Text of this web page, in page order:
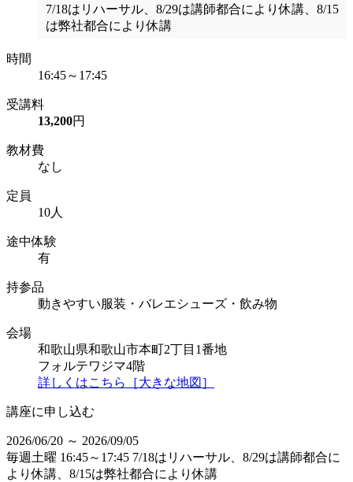
7/18はリハーサル、8/29は講師都合により休講、8/15
は弊社都合により休講
時間
16:45～17:45
受講料
13,200円
教材費
なし
定員
10人
途中体験
有
持参品
動きやすい服装・バレエシューズ・飲み物
会場
和歌山県和歌山市本町2丁目1番地
フォルテワジマ4階
詳しくはこちら［大きな地図］
講座に申し込む
2026/06/20 ～ 2026/09/05
毎週土曜 16:45～17:45 7/18はリハーサル、8/29は講師都合に
より休講、8/15は弊社都合により休講